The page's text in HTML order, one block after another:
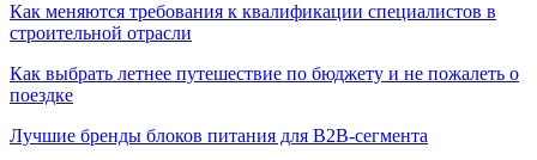
Как меняются требования к квалификации специалистов в
строительной отрасли
Как выбрать летнее путешествие по бюджету и не пожалеть о
поездке
Лучшие бренды блоков питания для B2B-сегмента